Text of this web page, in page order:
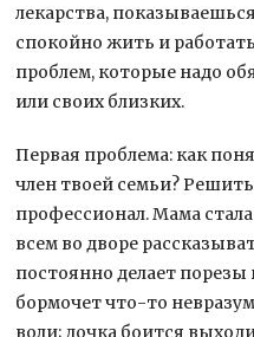
лекарства,
спокойно жить и
проблем, которые надо
или своих близких.
Первая проблема: как
член твоей семьи?
профессионал. Мама
всем во дворе
постоянно делает порезы
бормочет что-то
воли; дочка боится